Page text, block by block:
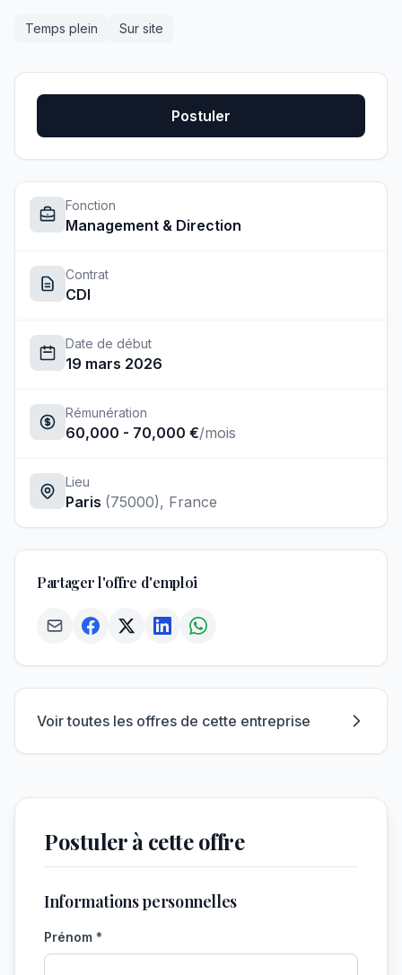
Temps plein Sur site
Postuler
Fonction
Management & Direction
Contrat
CDI
Date de début
19 mars 2026
Rémunération
60,000 - 70,000 €/mois
Lieu
Paris (75000), France
Partager l'offre d'emploi
Voir toutes les offres de cette entreprise
Postuler à cette offre
Informations personnelles
Prénom *